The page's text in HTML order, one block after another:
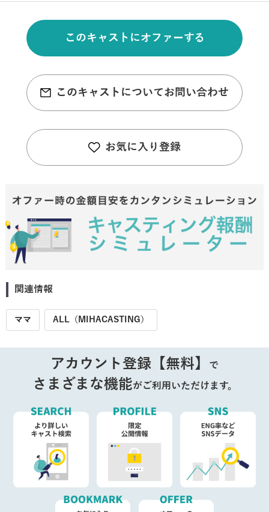
このキャストにオファーする
このキャストについてお問い合わせ
お気に入り登録
関連情報
ママ ALL（MIHACASTING）
アカウント登録【無料】 で
さまざまな機能がご利用いただけます。